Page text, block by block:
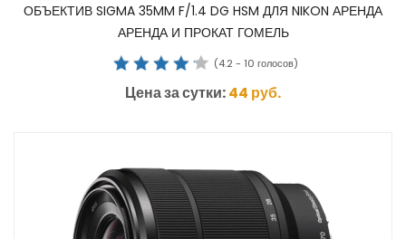
ОБЪЕКТИВ SIGMA 35MM F/1.4 DG HSM ДЛЯ NIKON АРЕНДА
АРЕНДА И ПРОКАТ ГОМЕЛЬ
(4.2 - 10 голосов)
Цена за сутки:44 руб.